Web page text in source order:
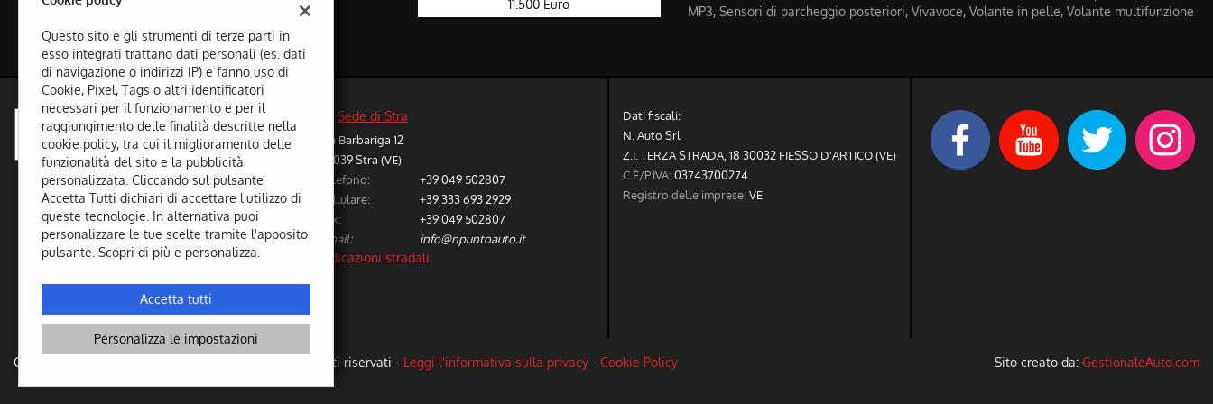
11.500 Euro
MP3, Sensori di parcheggio posteriori, Vivavoce, Volante in pelle, Volante multifunzione
Sede di Stra
Via Barbariga 12
30039 Stra (VE)
Telefono:
+39 049 502807
Cellulare:
+39 333 693 2929
Fax:
+39 049 502807
Email:
info@npuntoauto.it
Indicazioni stradali
Dati fiscali:
N. Auto Srl
Z.I. TERZA STRADA, 18 30032 FIESSO D'ARTICO (VE)
C.F/P.IVA:03743700274
Registro delle imprese:VE
Copyright © 2026 GestionaleAuto.com S.r.l., Tutti i diritti riservati - Leggi l'informativa sulla privacy - Cookie Policy Sito creato da: GestionaleAuto.com
Questo sito e gli strumenti di terze parti in
esso integrati trattano dati personali (es. dati
di navigazione o indirizzi IP) e fanno uso di
Cookie, Pixel, Tags o altri identificatori
necessari per il funzionamento e per il
raggiungimento delle finalità descritte nella
cookie policy, tra cui il miglioramento delle
funzionalità del sito e la pubblicità
personalizzata. Cliccando sul pulsante
Accetta Tutti dichiari di accettare l'utilizzo di
queste tecnologie. In alternativa puoi
personalizzare le tue scelte tramite l'apposito
pulsante. Scopri di più e personalizza.
Accetta tutti
Personalizza le impostazioni
Leggi
la